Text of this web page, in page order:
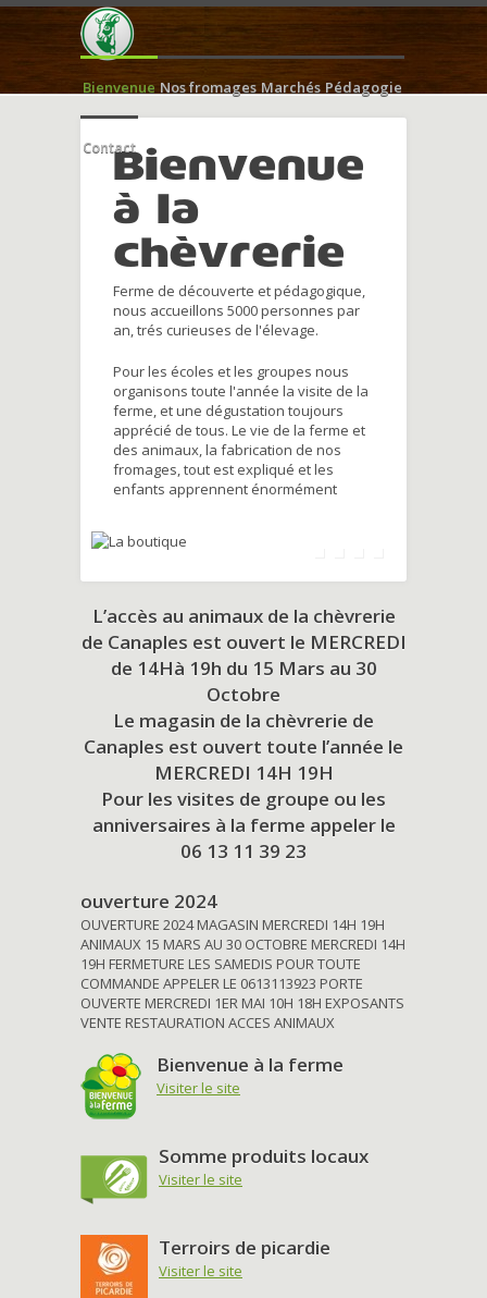
Bienvenue Nos fromages Marchés Pédagogie
ContactBienvenue
à la
chèvrerie
Ferme de découverte et pédagogique,
nous accueillons 5000 personnes par
an, trés curieuses de l'élevage.
Pour les écoles et les groupes nous
organisons toute l'année la visite de la
ferme, et une dégustation toujours
apprécié de tous. Le vie de la ferme et
des animaux, la fabrication de nos
fromages, tout est expliqué et les
enfants apprennent énormément
L’accès au animaux de la chèvrerie
de Canaples est ouvert le MERCREDI
de 14Hà 19h du 15 Mars au 30
Octobre
Le magasin de la chèvrerie de
Canaples est ouvert toute l’année le
MERCREDI 14H 19H
Pour les visites de groupe ou les
anniversaires à la ferme appeler le
06 13 11 39 23
ouverture 2024
OUVERTURE 2024 MAGASIN MERCREDI 14H 19H
ANIMAUX 15 MARS AU 30 OCTOBRE MERCREDI 14H
19H FERMETURE LES SAMEDIS POUR TOUTE
COMMANDE APPELER LE 0613113923 PORTE
OUVERTE MERCREDI 1ER MAI 10H 18H EXPOSANTS
VENTE RESTAURATION ACCES ANIMAUX
Bienvenue à la ferme
Visiter le site
Somme produits locaux
Visiter le site
Terroirs de picardie
Visiter le site